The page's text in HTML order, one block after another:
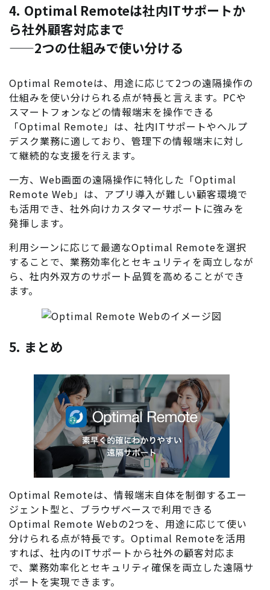
4. Optimal Remoteは社内ITサポートか
ら社外顧客対応まで
——2つの仕組みで使い分ける
Optimal Remoteは、用途に応じて2つの遠隔操作の
仕組みを使い分けられる点が特長と言えます。PCや
スマートフォンなどの情報端末を操作できる
「Optimal Remote」は、社内ITサポートやヘルプ
デスク業務に適しており、管理下の情報端末に対し
て継続的な支援を行えます。
一方、Web画面の遠隔操作に特化した「Optimal
Remote Web」は、アプリ導入が難しい顧客環境で
も活用でき、社外向けカスタマーサポートに強みを
発揮します。
利用シーンに応じて最適なOptimal Remoteを選択
することで、業務効率化とセキュリティを両立しなが
ら、社内外双方のサポート品質を高めることができ
ます。
5. まとめ
Optimal Remoteは、情報端末自体を制御するエー
ジェント型と、ブラウザベースで利用できる
Optimal Remote Webの2つを、用途に応じて使い
分けられる点が特長です。Optimal Remoteを活用
すれば、社内のITサポートから社外の顧客対応ま
で、業務効率化とセキュリティ確保を両立した遠隔サ
ポートを実現できます。